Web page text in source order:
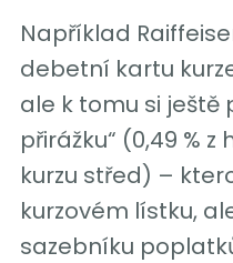
Například
debetní kartu
ale k tomu si ještě
přirážku“ (0,49 %
kurzu střed) –
kurzovém lístku,
sazebníku